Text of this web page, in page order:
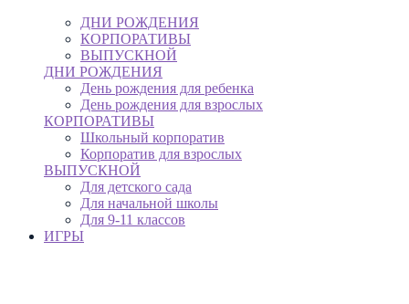
ДНИ РОЖДЕНИЯ
КОРПОРАТИВЫ
ВЫПУСКНОЙ
ДНИ РОЖДЕНИЯ
День рождения для ребенка
День рождения для взрослых
КОРПОРАТИВЫ
Школьный корпоратив
Корпоратив для взрослых
ВЫПУСКНОЙ
Для детского сада
Для начальной школы
Для 9-11 классов
ИГРЫ